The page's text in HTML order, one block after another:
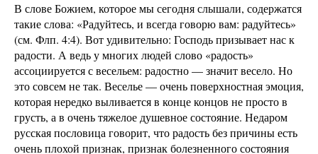
В слове Божием, которое мы сегодня слышали, содержатся
такие слова: «Радуйтесь, и всегда говорю вам: радуйтесь»
(см. Флп. 4:4). Вот удивительно: Господь призывает нас к
радости. А ведь у многих людей слово «радость»
ассоциируется с весельем: радостно — значит весело. Но
это совсем не так. Веселье — очень поверхностная эмоция,
которая нередко выливается в конце концов не просто в
грусть, а в очень тяжелое душевное состояние. Недаром
русская пословица говорит, что радость без причины есть
очень плохой признак, признак болезненного состояния